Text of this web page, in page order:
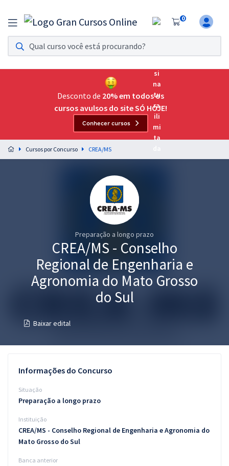
0
Assinatura Ilimitada 11
Acesso a todos os cursos. Teste grátis por 7 dias!
Assinatura OAB Até Passar
Acesso ilimitado a toda preparação para o Exame da
Preparação completa e intensiva para as principais
residências em saúde do Brasil
Graduação
Blog
Atendimento
Desconto de 20% em todos os
cursos avulsos do site SÓ HOJE!
Conhecer cursos
Cursos por Concurso CREA/MS
Preparação a longo prazo
CREA/MS - Conselho
Regional de Engenharia e
Agronomia do Mato Grosso
do Sul
Baixar edital
Informações do Concurso
Situação
Preparação a longo prazo
Instituição
CREA/MS - Conselho Regional de Engenharia e Agronomia do
Mato Grosso do Sul
Banca anterior